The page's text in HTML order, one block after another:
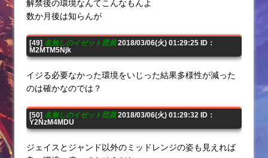
解禁後の環境なんてこんなもんよ
数か月後は知らんが
[49] 名無しのイゼット団員2018/03/06(火) 01:29:25 ID：
M2MTM5Njk
イジる必要なかった環境をいじった結果多様性が減った
のは確かなのでは？
[50] 名無しのイゼット団員2018/03/06(火) 01:29:32 ID：
Y2NzM4MDU
ジェイスとジャンド以外のミッドレンジの姿も見えれば